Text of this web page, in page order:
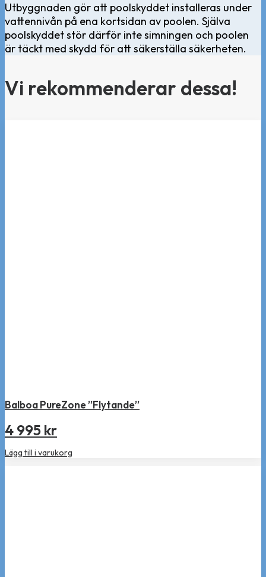
Utbyggnaden gör att poolskyddet installeras under
vattennivån på ena kortsidan av poolen. Själva
poolskyddet stör därför inte simningen och poolen
är täckt med skydd för att säkerställa säkerheten.
Vi rekommenderar dessa!
Balboa PureZone ”Flytande”
4 995 kr
Lägg till i varukorg